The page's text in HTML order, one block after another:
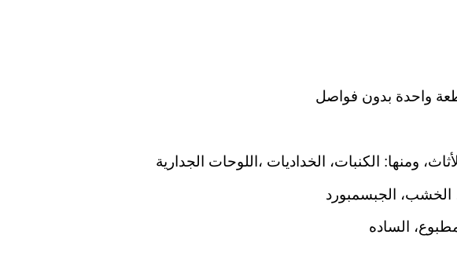
واحدة بدون فواصل
ومنها: الكنبات، الخداديات ،اللوحات الجدارية
الخشب، الجبسمبورد
الساده